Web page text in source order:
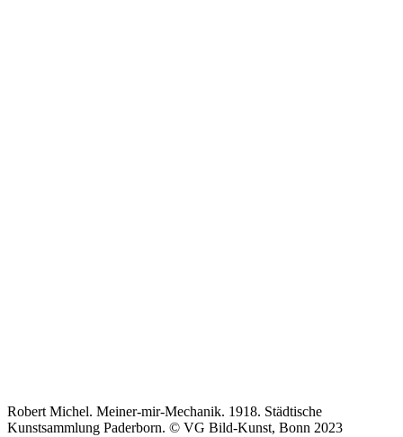
Robert Michel. Meiner-mir-Mechanik. 1918. Städtische
Kunstsammlung Paderborn. © VG Bild-Kunst, Bonn 2023